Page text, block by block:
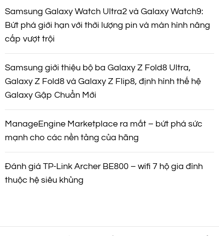
Samsung Galaxy Watch Ultra2 và Galaxy Watch9:
Bứt phá giới hạn với thời lượng pin và màn hình nâng
cấp vượt trội
Samsung giới thiệu bộ ba Galaxy Z Fold8 Ultra,
Galaxy Z Fold8 và Galaxy Z Flip8, định hình thế hệ
Galaxy Gập Chuẩn Mới
ManageEngine Marketplace ra mắt – bứt phá sức
mạnh cho các nền tảng của hãng
Đánh giá TP-Link Archer BE800 – wifi 7 hộ gia đình
thuộc hệ siêu khủng